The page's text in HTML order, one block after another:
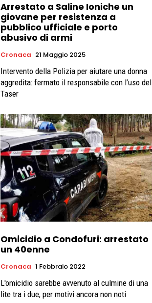
Arrestato a Saline Ioniche un
giovane per resistenza a
pubblico ufficiale e porto
abusivo di armi
Cronaca 21 Maggio 2025
Intervento della Polizia per aiutare una donna
aggredita: fermato il responsabile con l’uso del
Taser
Omicidio a Condofuri: arrestato
un 40enne
Cronaca 1 Febbraio 2022
L'omicidio sarebbe avvenuto al culmine di una
lite tra i due, per motivi ancora non noti